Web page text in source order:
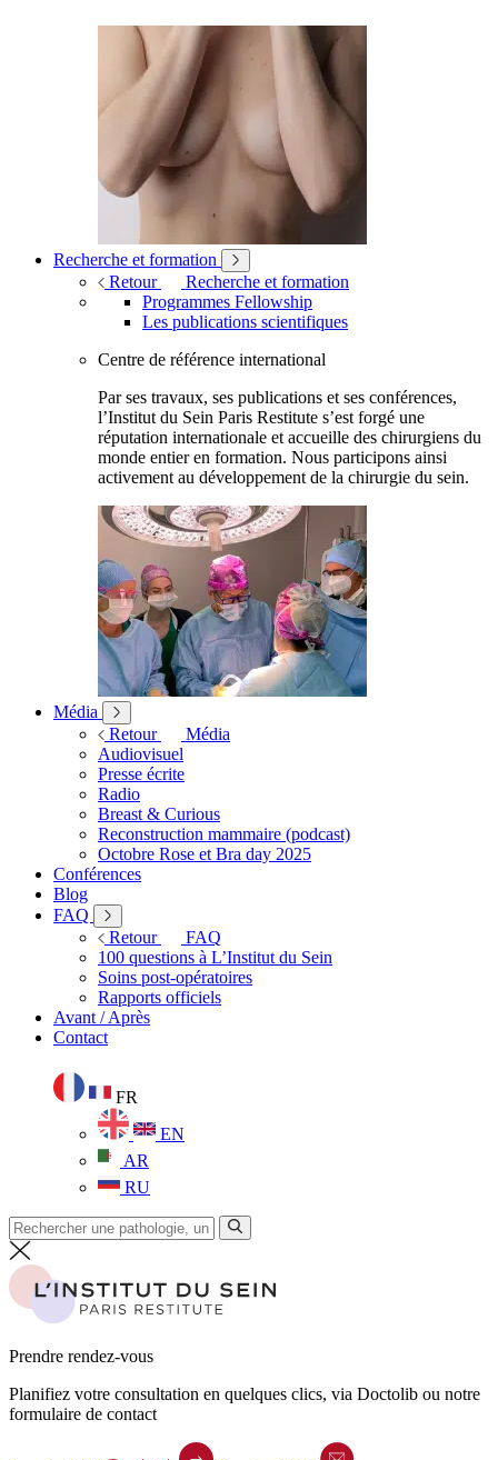
Recherche et formation
Retour
Recherche et formation
Programmes Fellowship
Les publications scientifiques
Centre de référence international
Par ses travaux, ses publications et ses conférences,
l’Institut du Sein Paris Restitute s’est forgé une
réputation internationale et accueille des chirurgiens du
monde entier en formation. Nous participons ainsi
activement au développement de la chirurgie du sein.
Média
Retour
Média
Audiovisuel
Presse écrite
Radio
Breast & Curious
Reconstruction mammaire (podcast)
Octobre Rose et Bra day 2025
Conférences
Blog
FAQ
Retour
FAQ
100 questions à L’Institut du Sein
Soins post-opératoires
Rapports officiels
Avant / Après
Contact
FR
EN
AR
RU
Prendre rendez-vous
Planifiez votre consultation en quelques clics, via Doctolib ou notre
formulaire de contact